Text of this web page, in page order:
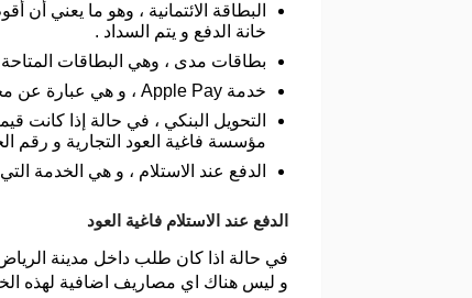
البطاقة الائتمانية ، وهو ما يعني
خانة الدفع و يتم السداد .
بطاقات مدى ، وهي البطاقات المتاحة
خدمة Apple Pay ، و هي عبارة عن محفظة إلكترونية متوفرة في جميع جوالات الايفون و اجهزة الايباد يتوفر بها الاموال لتقوم التحويل الالكتروني للمال .
التحويل البنكي ، في حالة إذا
مؤسسة فاغية العود التجارية و رقم الحساب هو
الدفع عند الاستلام ، و هي الخدمة
الدفع عند الاستلام فاغية العود
في حالة اذا كان طلب داخل مدينة
و ليس هناك اي مصاريف اضافية لهذه